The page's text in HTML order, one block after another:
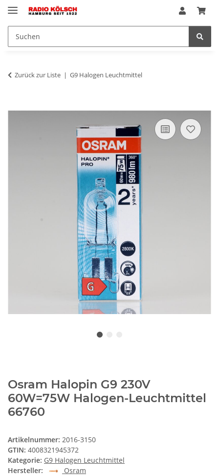
Zurück zur Liste G9 Halogen Leuchtmittel
Osram Halopin G9 230V
60W=75W Halogen-Leuchtmittel
66760
Artikelnummer: 2016-3150
GTIN: 4008321945372
Kategorie: G9 Halogen Leuchtmittel
Hersteller:
Osram